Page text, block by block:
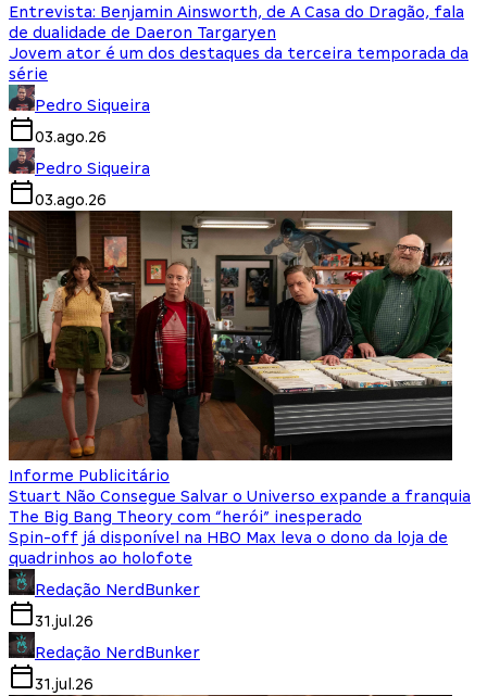
Entrevista: Benjamin Ainsworth, de A Casa do Dragão, fala
de dualidade de Daeron Targaryen
Jovem ator é um dos destaques da terceira temporada da
série
Pedro Siqueira
03.ago.26
Pedro Siqueira
03.ago.26
Informe Publicitário
Stuart Não Consegue Salvar o Universo expande a franquia
The Big Bang Theory com “herói” inesperado
Spin-off já disponível na HBO Max leva o dono da loja de
quadrinhos ao holofote
Redação NerdBunker
31.jul.26
Redação NerdBunker
31.jul.26